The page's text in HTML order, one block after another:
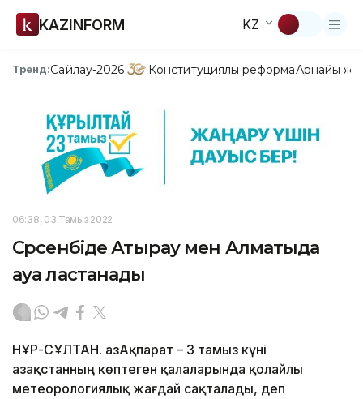
KAZINFORM KZ
Тренд:Сайлау-2026 Конституциялық реформаАрнайы
06:38, 03 Тамыз 2022
Сәрсенбіде Атырау мен Алматыда
ауа ластанады
НҰР-СҰЛТАН. ҚазАқпарат – 3 тамыз күні
Қазақстанның көптеген қалаларында қолайлы
метеорологиялық жағдай сақталады, деп